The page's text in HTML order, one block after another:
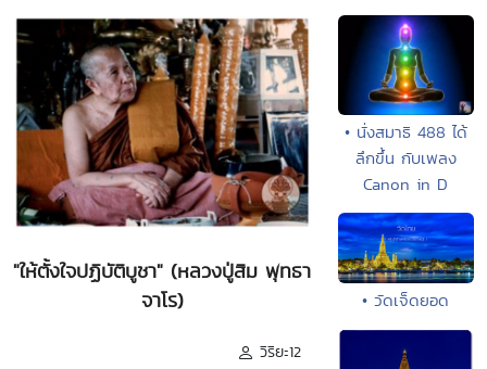
"ให้ตั้งใจปฏิบัติบูชา" (หลวงปู่สิม พุทธา
จาโร)
วิริยะ12
• นั่งสมาธิ 488 ได้
ลึกขึ้น กับเพลง
Canon in D
• วัดเจ็ดยอด